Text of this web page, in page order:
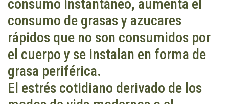
consumo instantáneo, aumenta el
consumo de grasas y azucares
rápidos que no son consumidos por
el cuerpo y se instalan en forma de
grasa periférica.
El estrés cotidiano derivado de los